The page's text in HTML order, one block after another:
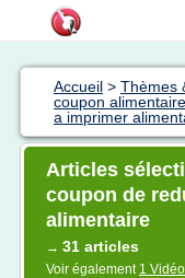
Accueil > Thèmes
coupon
a imprimer
Articles
coupon de
alimentaire
→ 31 articles
Voir également 1